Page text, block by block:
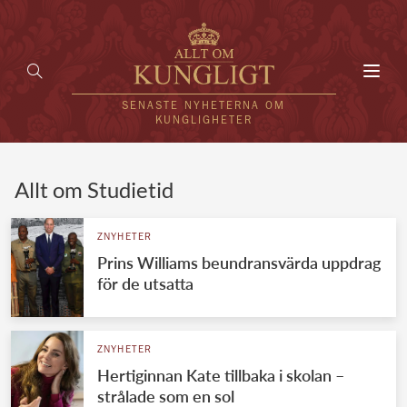
SENASTE NYHETERNA OM
KUNGLIGHETER
UTLÄNDSKT
VÄRLDENS KUNGAHUS
Svenska kungahuset
Brittiska kungahuset
REDAKTION
Allt om Studietid
ZNYHETER
Prins Williams beundransvärda uppdrag
för de utsatta
ZNYHETER
Hertiginnan Kate tillbaka i skolan –
strålade som en sol